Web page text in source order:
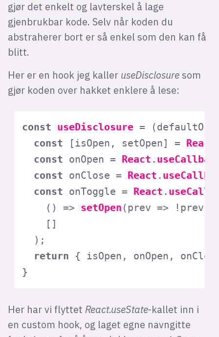
gjør det enkelt og lavterskel å lage
gjenbrukbar kode. Selv når koden du
abstraherer bort er så enkel som den kan få
blitt.
Her er en hook jeg kaller useDisclosure som
gjør koden over hakket enklere å lese:
const useDisclosure = (
const [isOpen, setOpen] = React
const onOpen = React .
const onClose = React .
const onToggle = React .
() => setOpen ( prev =>
    []
  );
return { isOpen, onOpen,
}
Her har vi flyttet React.useState-kallet inn i
en custom hook, og laget egne navngitte